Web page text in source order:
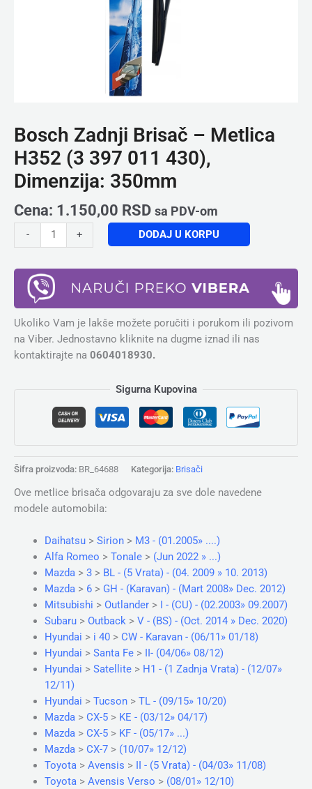
Bosch Zadnji Brisač – Metlica
H352 (3 397 011 430),
Dimenzija: 350mm
Cena: 1.150,00 RSD sa PDV-om
- + DODAJ U KORPU
Ukoliko Vam je lakše možete poručiti i porukom ili pozivom
na Viber. Jednostavno kliknite na dugme iznad ili nas
kontaktirajte na 0604018930.
Sigurna Kupovina
Šifra proizvoda: BR_64688 Kategorija: Brisači
Ove metlice brisača odgovaraju za sve dole navedene
modele automobila:
Daihatsu> Sirion> M3 - (01.2005» ....)
Alfa Romeo > Tonale> (Jun 2022 » ...)
Mazda> 3> BL - (5 Vrata) - (04. 2009 » 10. 2013)
Mazda> 6> GH - (Karavan) - (Mart 2008» Dec. 2012)
Mitsubishi > Outlander> I - (CU) - (02.2003» 09.2007)
Subaru> Outback> V - (BS) - (Oct. 2014 » Dec. 2020)
Hyundai > i 40> CW - Karavan - (06/11» 01/18)
Hyundai > Santa Fe> II- (04/06» 08/12)
Hyundai > Satellite> H1 - (1 Zadnja Vrata) - (12/07»
12/11)
Hyundai > Tucson> TL - (09/15» 10/20)
Mazda> CX-5> KE - (03/12» 04/17)
Mazda> CX-5> KF - (05/17» ...)
Mazda> CX-7> (10/07» 12/12)
Toyota> Avensis > II - (5 Vrata) - (04/03» 11/08)
Toyota> Avensis Verso > (08/01» 12/10)